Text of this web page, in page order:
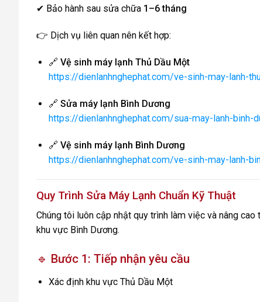
✔ Bảo hành sau sửa chữa 1–6 tháng
👉 Dịch vụ liên quan nên kết hợp:
🔗 Vệ sinh máy lạnh Thủ Dầu Một
https://dienlanhnghephat.com/ve-sinh-may-lanh-
🔗 Sửa máy lạnh Bình Dương
https://dienlanhnghephat.com/sua-may-lanh-binh-
🔗 Vệ sinh máy lạnh Bình Dương
https://dienlanhnghephat.com/ve-sinh-may-lanh-
Quy Trình Sửa Máy Lạnh Chuẩn Kỹ Thuật
Chúng tôi luôn cập nhật quy trình làm việc và nâng
khu vực Bình Dương.
🔹 Bước 1: Tiếp nhận yêu cầu
Xác định khu vực Thủ Dầu Một